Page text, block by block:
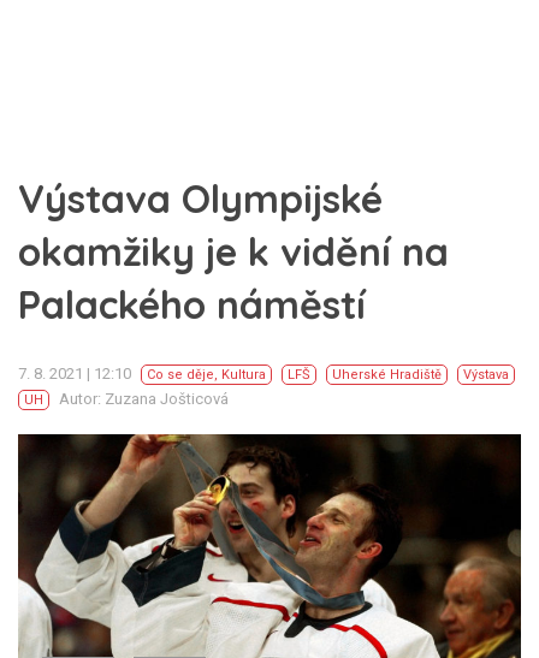
Výstava Olympijské
okamžiky je k vidění na
Palackého náměstí
7. 8. 2021 | 12:10 Co se děje, Kultura LFŠ Uherské Hradiště
Výstava
UH
Autor: Zuzana Jošticová